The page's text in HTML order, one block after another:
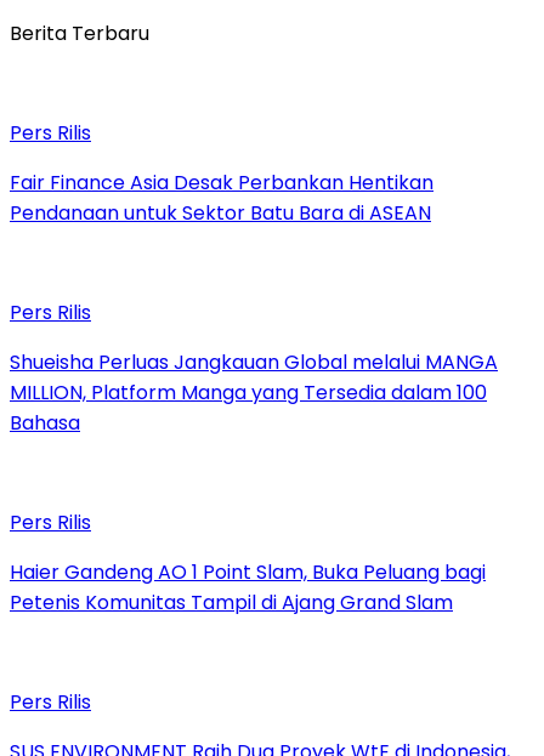
Berita Terbaru
Pers Rilis
Fair Finance Asia Desak Perbankan Hentikan
Pendanaan untuk Sektor Batu Bara di ASEAN
Pers Rilis
Shueisha Perluas Jangkauan Global melalui MANGA
MILLION, Platform Manga yang Tersedia dalam 100
Bahasa
Pers Rilis
Haier Gandeng AO 1 Point Slam, Buka Peluang bagi
Petenis Komunitas Tampil di Ajang Grand Slam
Pers Rilis